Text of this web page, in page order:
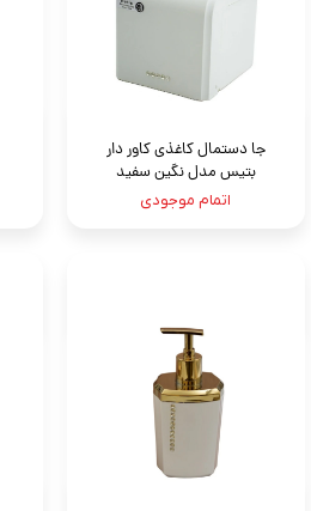
جا دستمال کاغذی کاور دار
بتیس مدل نگين سفيد
اتمام موجودی